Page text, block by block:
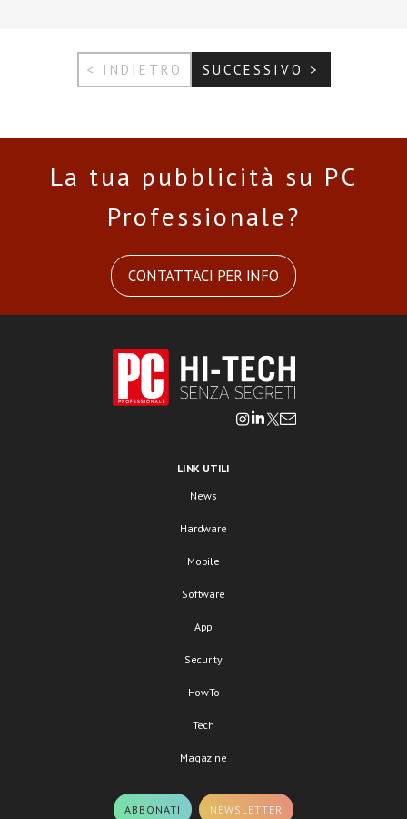
< INDIETRO SUCCESSIVO >
La tua pubblicità su PC
Professionale?
CONTATTACI PER INFO
LINK UTILI
News
Hardware
Mobile
Software
App
Security
HowTo
Tech
Magazine
ABBONATI NEWSLETTER